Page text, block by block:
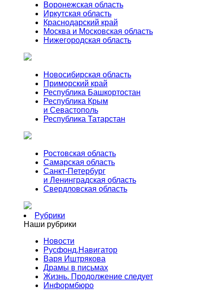
Воронежская область
Иркутская область
Краснодарский край
Москва и Московская область
Нижегородская область
Новосибирская область
Приморский край
Республика Башкортостан
Республика Крым
и Севастополь
Республика Татарстан
Ростовская область
Самарская область
Санкт-Петербург
и Ленинградская область
Свердловская область
Рубрики
Наши рубрики
Новости
Русфонд.Навигатор
Варя Иштрякова
Драмы в письмах
Жизнь. Продолжение следует
Информбюро